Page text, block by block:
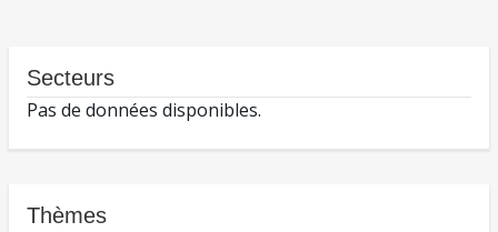
Secteurs
Pas de données disponibles.
Thèmes